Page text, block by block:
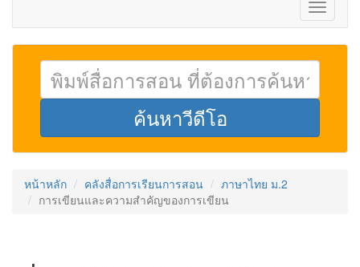
Toggle
หน้าหลัก คลังสื่อการเรียนการสอน
ภาษาไทย ม.2
การเขียนและความสำคัญของการเขียน